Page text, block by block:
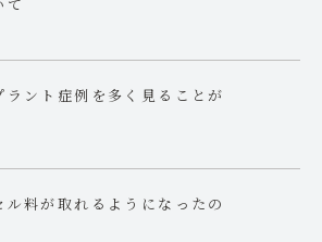
ント症例を多く見ることが
料が取れるようになったの